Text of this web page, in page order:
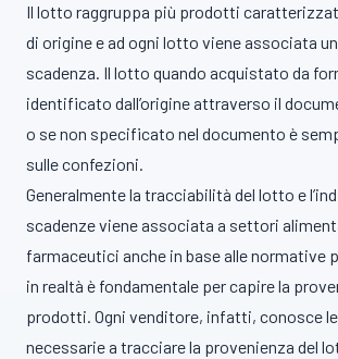
Il lotto raggruppa più prodotti
di origine e ad ogni lotto viene associata
scadenza. Il lotto quando acquistato da
identificato dall’origine attraverso il
o se non specificato nel documento è
sulle confezioni.
Generalmente la tracciabilità del lotto e
scadenze viene associata a settori
farmaceutici anche in base alle normative
in realtà è fondamentale per capire la
prodotti. Ogni venditore, infatti, conosce
necessarie a tracciare la provenienza del